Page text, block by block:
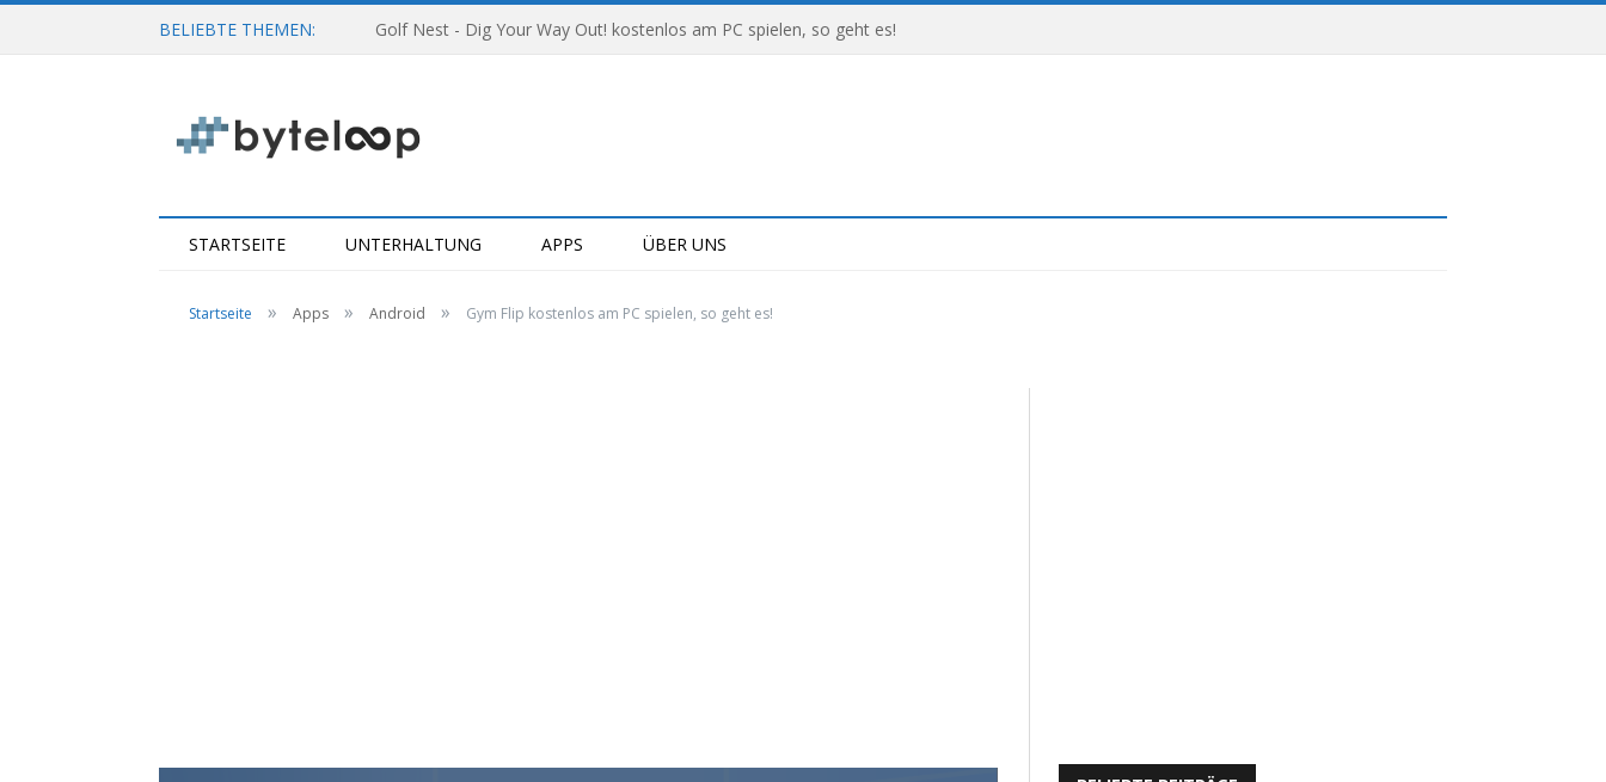
BELIEBTE THEMEN: Golf Nest - Dig Your Way Out! kostenlos am PC spielen, so geht es!
STARTSEITE UNTERHALTUNG APPS ÜBER UNS
Startseite » Apps » Android » Gym Flip kostenlos am PC spielen, so geht es!